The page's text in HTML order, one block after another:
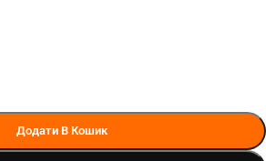
Додати В Кошик